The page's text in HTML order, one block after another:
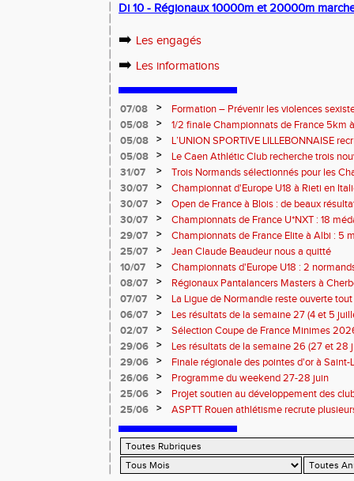
Di 10 - Régionaux 10000m et 20000m
➡️ Les engagés
➡️ Les informations
07/08 >
Formation – Prévenir les violences
: le 26 septembre 2026
05/08 >
1/2 finale Championnats de France 5km
13 septembre 2026 : les informations
05/08 >
L’UNION SPORTIVE LILLEBONNAISE
rentrée 2026
05/08 >
Le Caen Athlétic Club recherche trois
civique à compter de septembre 2026
31/07 >
Trois Normands sélectionnés pour les
Eugene !
30/07 >
Championnat d'Europe U18 à Rieti en
normands
30/07 >
Open de France à Blois : de beaux
30/07
>
Championnats de France U*NXT : 18
29/07
>
Championnats de France Elite à Albi : 5
titres !
25/07 >
Jean Claude Beaudeur nous a quitté
10/07
>
Championnats d'Europe U18 : 2
08/07
>
Régionaux Pantalancers Masters à
07/07
>
La Ligue de Normandie reste ouverte tout
06/07
>
Les résultats de la semaine 27 (4 et 5
02/07
>
Sélection Coupe de France Minimes
29/06
>
Les résultats de la semaine 26 (27 et 28
29/06
>
Finale régionale des pointes d'or à
informations
26/06 >
Programme du weekend 27-28 juin
25/06
>
Projet soutien au développement des
25/06
> ASPTT Rouen athlétisme recrute